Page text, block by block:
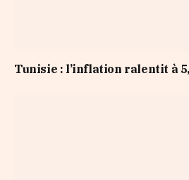
Tunisie : l’inflation ralentit à